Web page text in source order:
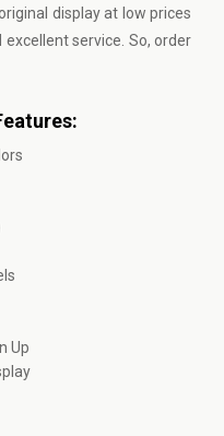
display at low prices
service. So, order
Up